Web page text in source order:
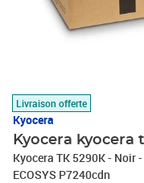
Livraison offerte
Kyocera
Kyocera kyocera
Kyocera TK 5290K - Noir
ECOSYS P7240cdn